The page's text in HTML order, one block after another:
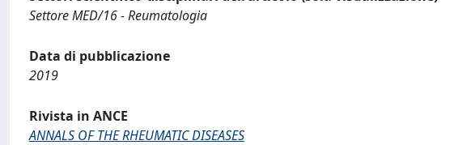
Settore MED/16 - Reumatologia
Data di pubblicazione
2019
Rivista in ANCE
ANNALS OF THE RHEUMATIC DISEASES